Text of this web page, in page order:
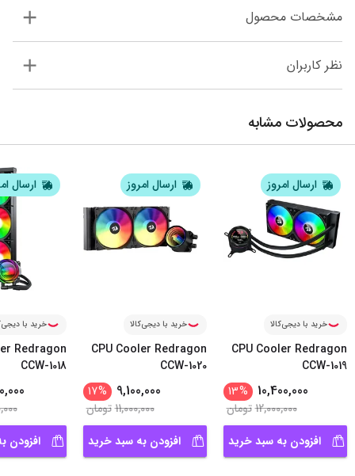
مشخصات محصول
نظر کاربران
محصولات مشابه
ارسال امروز
خرید با دیجی‌کالا
CPU Cooler Redragon
CCW-1019
10,400,000
%
13
12,000,000تومان
افزودن به سبد خرید
ارسال امروز
خرید با دیجی‌کالا
CPU Cooler Redragon
CCW-1020
9,100,000
%
17
11,000,000تومان
افزودن به سبد خرید
ارسال
خرید با
Redragon
CCW-1018
افزودن